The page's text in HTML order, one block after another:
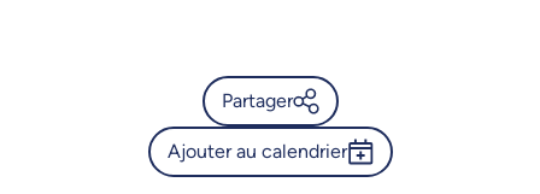
Partager
Calendrier de l’Université de
Ajouter au calendrier